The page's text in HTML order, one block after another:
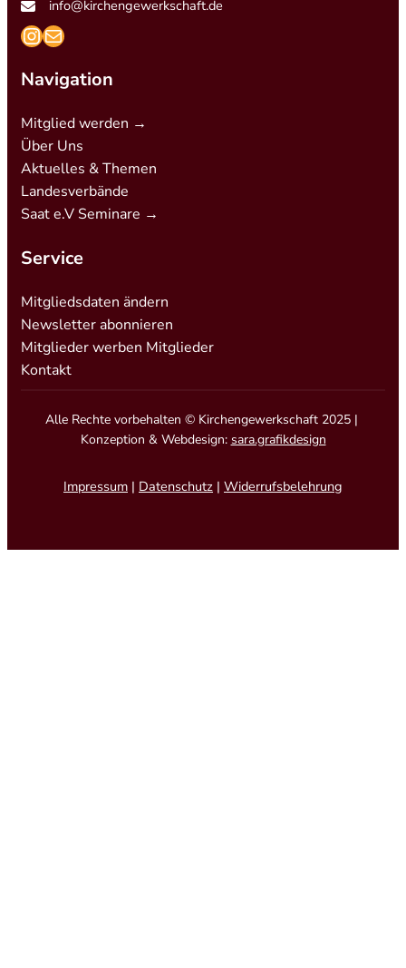
info@kirchengewerkschaft.de
https://www.instagram.com/
mailto:info@kirchengewerkschaft.de
Navigation
Mitglied werden →
Über Uns
Aktuelles & Themen
Landesverbände
Saat e.V Seminare →
Service
Mitgliedsdaten ändern
Newsletter abonnieren
Mitglieder werben Mitglieder
Kontakt
Alle Rechte vorbehalten © Kirchengewerkschaft 2025 |
Konzeption & Webdesign: sara.grafikdesign
Impressum | Datenschutz | Widerrufsbelehrung